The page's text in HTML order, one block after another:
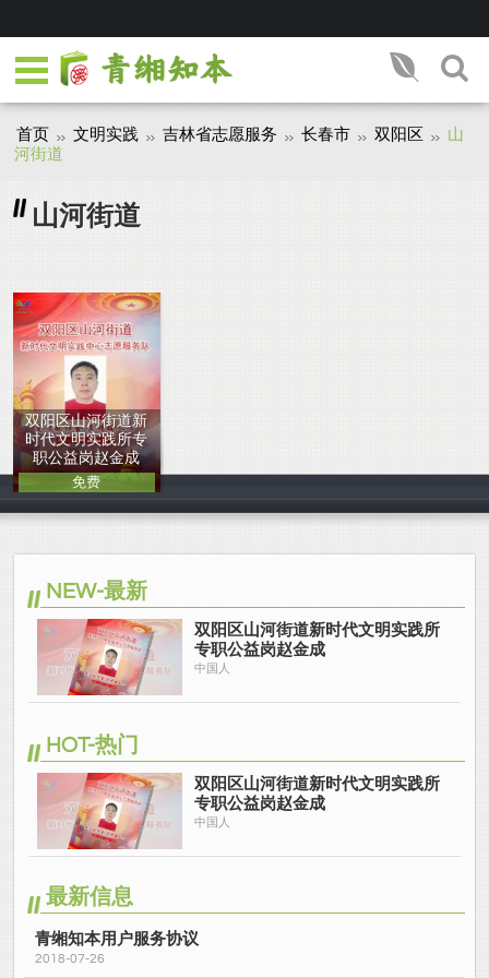
首页 文明实践 吉林省志愿服务 长春市 双阳区
山
河街道
山河街道
双阳区山河街道新
时代文明实践所专
职公益岗赵金成
中国人
免费
NEW-最新
双阳区山河街道新时代文明实践所
专职公益岗赵金成
中国人
HOT-热门
双阳区山河街道新时代文明实践所
专职公益岗赵金成
中国人
最新信息
青缃知本用户服务协议
2018-07-26